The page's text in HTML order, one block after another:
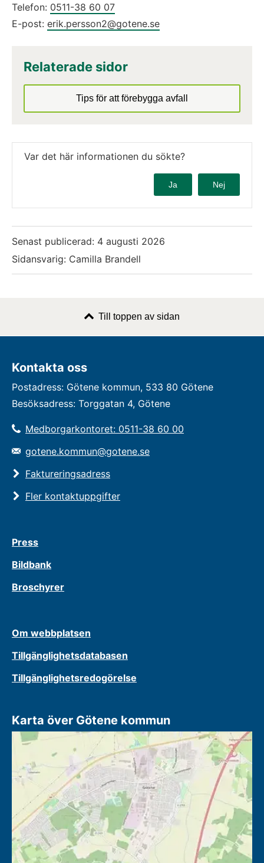
Telefon: 0511-38 60 07
E-post: erik.persson2@gotene.se
Relaterade sidor
Tips för att förebygga avfall
Var det här informationen du sökte?
Ja Nej
Senast publicerad: 4 augusti 2026
Sidansvarig: Camilla Brandell
Till toppen av sidan
Kontakta oss
Postadress: Götene kommun, 533 80 Götene
Besöksadress: Torggatan 4, Götene
Medborgarkontoret: 0511-38 60 00
gotene.kommun@gotene.se
Faktureringsadress
Fler kontaktuppgifter
Press
Bildbank
Broschyrer
Om webbplatsen
Tillgänglighetsdatabasen
Tillgänglighetsredogörelse
Karta över Götene kommun